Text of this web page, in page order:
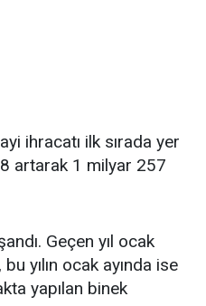
ihracatı ilk sırada yer
8 artarak 1 milyar 257
Geçen yıl ocak
yılın ocak ayında ise
yapılan binek